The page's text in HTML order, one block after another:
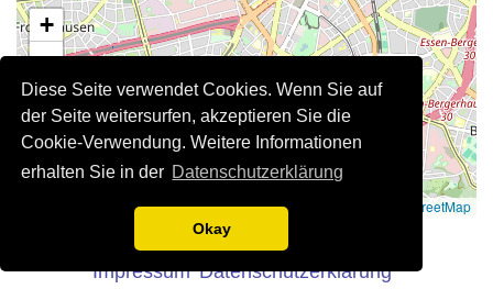
Diese Seite verwendet Cookies. Wenn Sie auf
der Seite weitersurfen, akzeptieren Sie die
Cookie-Verwendung. Weitere Informationen
erhalten Sie in der Datenschutzerklärung
Okay
+
−
OpenStreetMap
Rechtliche Hinweise
Impressum Datenschutzerklärung